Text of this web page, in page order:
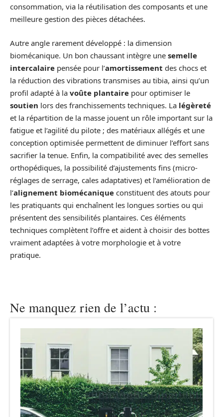
consommation, via la réutilisation des composants et une
meilleure gestion des pièces détachées.
Autre angle rarement développé : la dimension
biomécanique. Un bon chaussant intègre une semelle
intercalaire pensée pour l’amortissement des chocs et
la réduction des vibrations transmises au tibia, ainsi qu’un
profil adapté à la voûte plantaire pour optimiser le
soutien lors des franchissements techniques. La légèreté
et la répartition de la masse jouent un rôle important sur la
fatigue et l’agilité du pilote ; des matériaux allégés et une
conception optimisée permettent de diminuer l’effort sans
sacrifier la tenue. Enfin, la compatibilité avec des semelles
orthopédiques, la possibilité d’ajustements fins (micro-
réglages de serrage, cales adaptatives) et l’amélioration de
l’alignement biomécanique constituent des atouts pour
les pratiquants qui enchaînent les longues sorties ou qui
présentent des sensibilités plantaires. Ces éléments
techniques complètent l’offre et aident à choisir des bottes
vraiment adaptées à votre morphologie et à votre
pratique.
Ne manquez rien de l’actu :